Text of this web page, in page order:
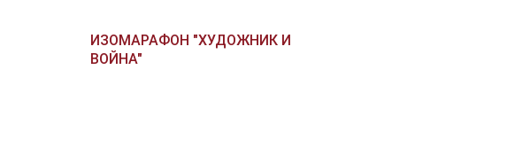
ИЗОМАРАФОН "ХУДОЖНИК И
ВОЙНА"